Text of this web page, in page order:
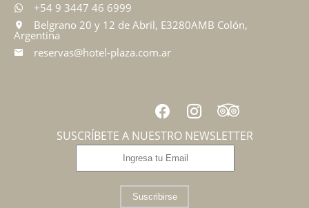
+54 9 3447 46 6999
Belgrano 20 y 12 de Abril, E3280AMB Colón,
Argentina
reservas@hotel-plaza.com.ar
SUSCRÍBETE A NUESTRO NEWSLETTER
Suscribirse